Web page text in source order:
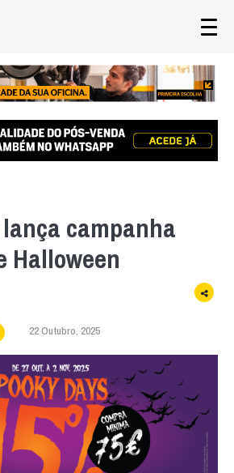
lança campanha
Halloween
22 Outubro, 2025